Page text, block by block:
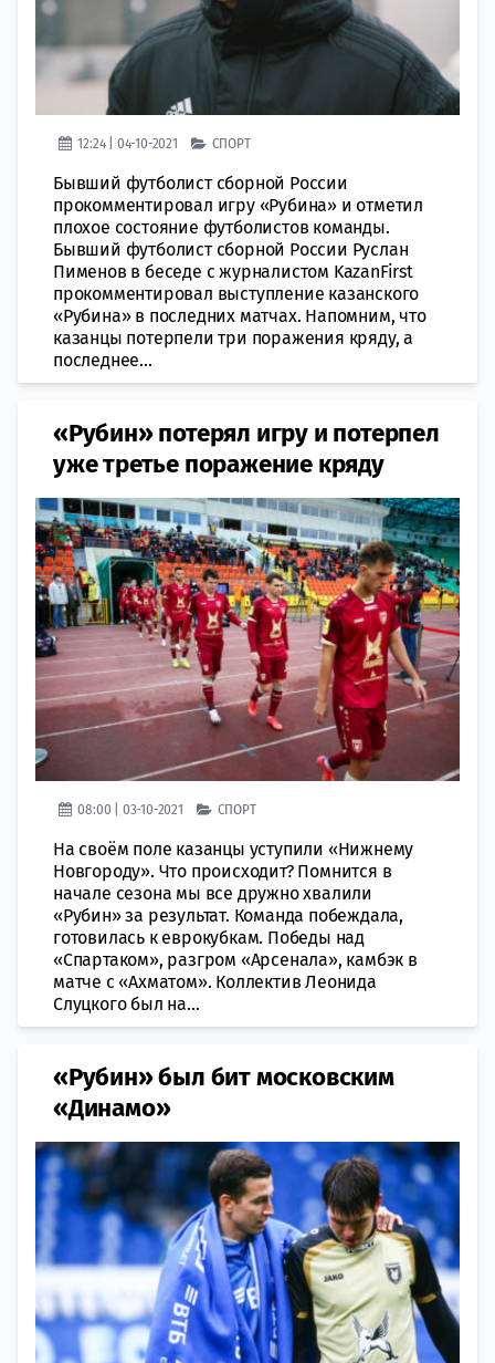
12:24 | 04-10-2021 СПОРТ
Бывший футболист сборной России
прокомментировал игру «Рубина» и отметил
плохое состояние футболистов команды.
Бывший футболист сборной России Руслан
Пименов в беседе с журналистом KazanFirst
прокомментировал выступление казанского
«Рубина» в последних матчах. Напомним, что
казанцы потерпели три поражения кряду, а
последнее...
«Рубин» потерял игру и потерпел
уже третье поражение кряду
08:00 | 03-10-2021 СПОРТ
На своём поле казанцы уступили «Нижнему
Новгороду». Что происходит? Помнится в
начале сезона мы все дружно хвалили
«Рубин» за результат. Команда побеждала,
готовилась к еврокубкам. Победы над
«Спартаком», разгром «Арсенала», камбэк в
матче с «Ахматом». Коллектив Леонида
Слуцкого был на...
«Рубин» был бит московским
«Динамо»